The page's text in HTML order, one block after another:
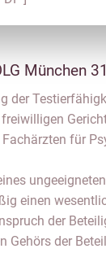
München
der
für
einen
der
Gehörs der